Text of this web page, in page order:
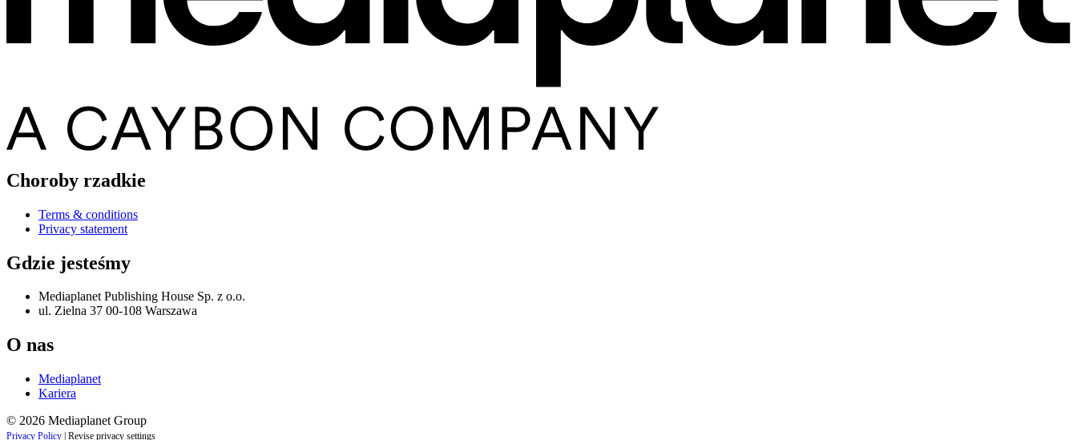
Choroby rzadkie
Terms & conditions
Privacy statement
Gdzie jesteśmy
Mediaplanet Publishing House Sp. z o.o.
ul. Zielna 37 00-108 Warszawa
O nas
Mediaplanet
Kariera
© 2026 Mediaplanet Group
Privacy Policy Revise privacy settings